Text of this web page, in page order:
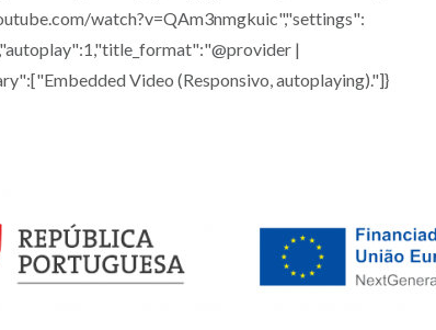
watch?v=QAm3nmgkuic","settings":
|
Video (Responsivo, autoplaying)."]}